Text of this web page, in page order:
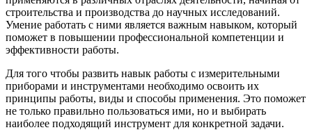
строительства и производства до научных исследований.
Умение работать с ними является важным навыком, который
поможет в повышении профессиональной компетенции и
эффективности работы.
Для того чтобы развить навык работы с измерительными
приборами и инструментами необходимо освоить их
принципы работы, виды и способы применения. Это поможет
не только правильно пользоваться ими, но и выбирать
наиболее подходящий инструмент для конкретной задачи.